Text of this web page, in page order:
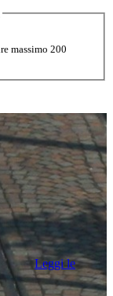
massimo 200
Leggi le